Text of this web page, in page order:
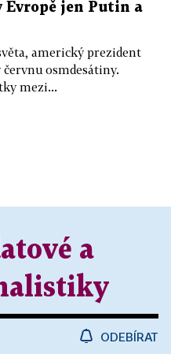
Evropě jen Putin a
americký prezident
osmdesátiny.
mezi...
a
ODEBÍRAT